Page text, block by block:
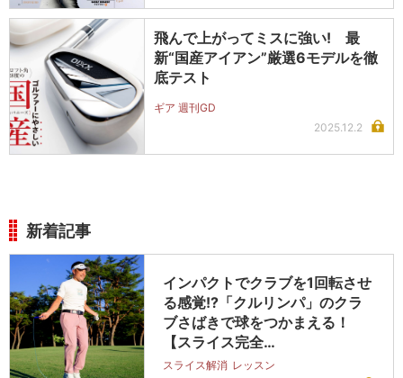
飛んで上がってミスに強い! 最
新“国産アイアン”厳選6モデルを徹
底テスト
ギア 週刊GD
2025.12.2
新着記事
インパクトでクラブを1回転させ
る感覚!?「クルリンパ」のクラ
ブさばきで球をつかまえる！
【スライス完全…
スライス解消 レッスン